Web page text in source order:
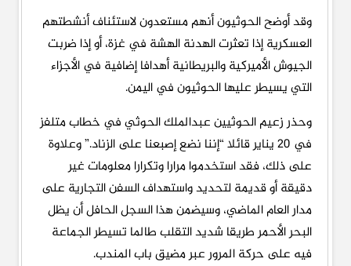
وقد أوضح الحوثيون أنهم مستعدون لاستئناف أنشطتهم
العسكرية إذا تعثرت الهدنة الهشة في غزة، أو إذا ضربت
الجيوش الأميركية والبريطانية أهدافا إضافية في الأجزاء
التي يسيطر عليها الحوثيون في اليمن.
وحذر زعيم الحوثيين عبدالملك الحوثي في خطاب متلفز
في 20 يناير قائلا “إننا نضع إصبعنا على الزناد.” وعلاوة
على ذلك، فقد استخدموا مرارا وتكرارا معلومات غير
دقيقة أو قديمة لتحديد واستهداف السفن التجارية على
مدار العام الماضي، وسيضمن هذا السجل الحافل أن يظل
البحر الأحمر طريقا شديد التقلب طالما تسيطر الجماعة
فيه على حركة المرور عبر مضيق باب المندب.